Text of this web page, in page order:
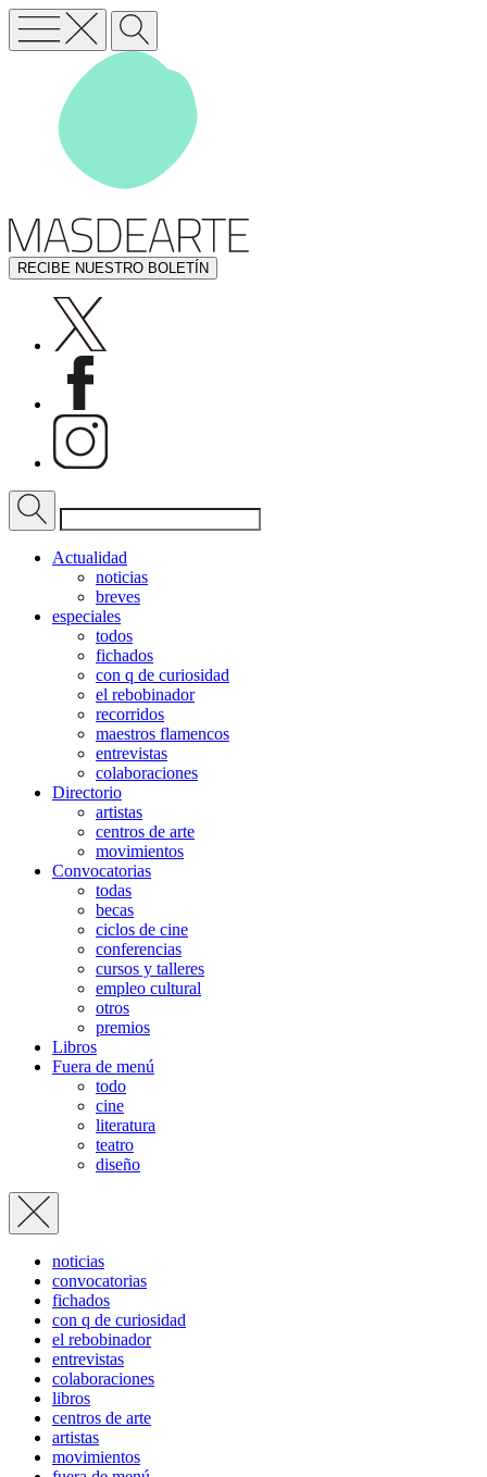
RECIBE NUESTRO BOLETÍN
Actualidad
noticias
breves
especiales
todos
fichados
con q de curiosidad
el rebobinador
recorridos
maestros flamencos
entrevistas
colaboraciones
Directorio
artistas
centros de arte
movimientos
Convocatorias
todas
becas
ciclos de cine
conferencias
cursos y talleres
empleo cultural
otros
premios
Libros
Fuera de menú
todo
cine
literatura
teatro
diseño
noticias
convocatorias
fichados
con q de curiosidad
el rebobinador
entrevistas
colaboraciones
libros
centros de arte
artistas
movimientos